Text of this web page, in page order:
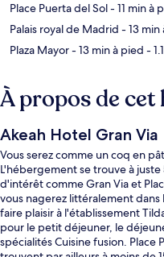
Place Puerta del Sol- 11 min à
Palais royal de Madrid - 13 min
Plaza Mayor- 13 min à pied -
À propos de
Akeah Hotel Gran Via
Vous serez comme un coq en
L'hébergement se trouve à
d'intérêt comme Gran Via et
vous nagerez littéralement dans
faire plaisir à l'établissement
pour le petit déjeuner, le
spécialités Cuisine fusion. Place